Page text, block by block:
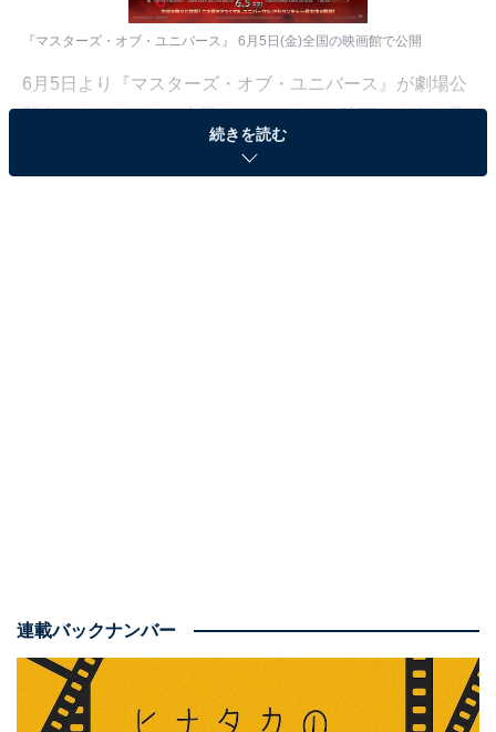
『マスターズ・オブ・ユニバース』 6月5日(金)全国の映画館で公開
6月5日より『マスターズ・オブ・ユニバース』が劇場公
開中です。なんだか古風なファンタジー映画のような見
た目だし、元ネタをよく知らないし……といった理由か
ら「微妙そうだし見なくてもいいかな」と思っている人
続きを読む
連載バックナンバー